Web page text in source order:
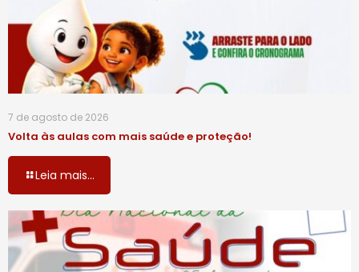
7 de agosto de 2026
Volta às aulas com mais saúde e proteção!
Leia mais...